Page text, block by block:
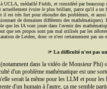
UCLA , médaillé Fields, et considéré par beaucoup
actuellement (voire leplus brillant, parce qu'il a un
est très fort pour résoudre des problèmes, et aussi
de domaines différents des mathématiques).
que les IAvont jouer dans l'avenir des
que ses propos sont pas mal utilisés par les
de Leiden, donc ce n'est certainement pas un
☞ La difficulté n'est pas
dans la vidéo de Monsieur Phi)
d'un problème mathématique est une
serait la même pour les LLMet pour les
d'un humain à l'autre, ça me semble